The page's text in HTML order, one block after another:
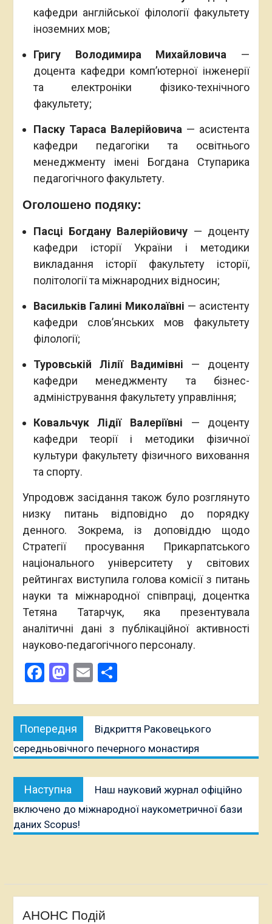
кафедри англійської філології факультету
іноземних мов;
Григу Володимира Михайловича —
доцента кафедри комп’ютерної інженерії
та електроніки фізико-технічного
факультету;
Паску Тараса Валерійовича — асистента
кафедри педагогіки та освітнього
менеджменту імені Богдана Ступарика
педагогічного факультету.
Оголошено подяку:
Пасці Богдану Валерійовичу — доценту
кафедри історії України і методики
викладання історії факультету історії,
політології та міжнародних відносин;
Васильків Галині Миколаївні — асистенту
кафедри слов’янських мов факультету
філології;
Туровській Лілії Вадимівні — доценту
кафедри менеджменту та бізнес-
адміністрування факультету управління;
Ковальчук Лідії Валеріївні — доценту
кафедри теорії і методики фізичної
культури факультету фізичного виховання
та спорту.
Упродовж засідання також було розглянуто
низку питань відповідно до порядку
денного. Зокрема, із доповіддю щодо
Стратегії просування Прикарпатського
національного університету у світових
рейтингах виступила голова комісії з питань
науки та міжнародної співпраці, доцентка
Тетяна Татарчук, яка презентувала
аналітичні дані з публікаційної активності
науково-педагогічного персоналу.
Facebook
Mastodon
EmailПоділитися
Навігація
записів
Попередня
публікація:
Відкриття Раковецького
середньовічного печерного монастиря
Наступна
публікація:
Наш науковий журнал офіційно
включено до міжнародної наукометричної бази
даних Scopus!
АНОНС Подій